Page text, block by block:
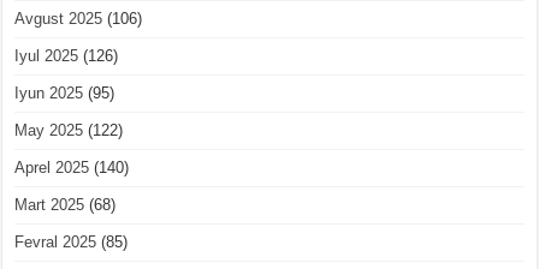
Avgust 2025 (106)
Iyul 2025 (126)
Iyun 2025 (95)
May 2025 (122)
Aprel 2025 (140)
Mart 2025 (68)
Fevral 2025 (85)